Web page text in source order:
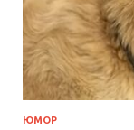
ЮМОР